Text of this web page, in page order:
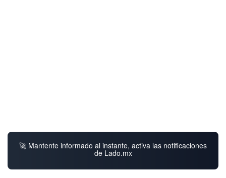
🚀 Mantente informado al instante, activa las notificaciones
de Lado.mx